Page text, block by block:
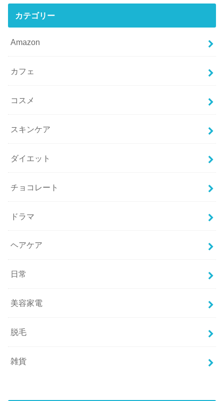
カテゴリー
Amazon
カフェ
コスメ
スキンケア
ダイエット
チョコレート
ドラマ
ヘアケア
日常
美容家電
脱毛
雑貨